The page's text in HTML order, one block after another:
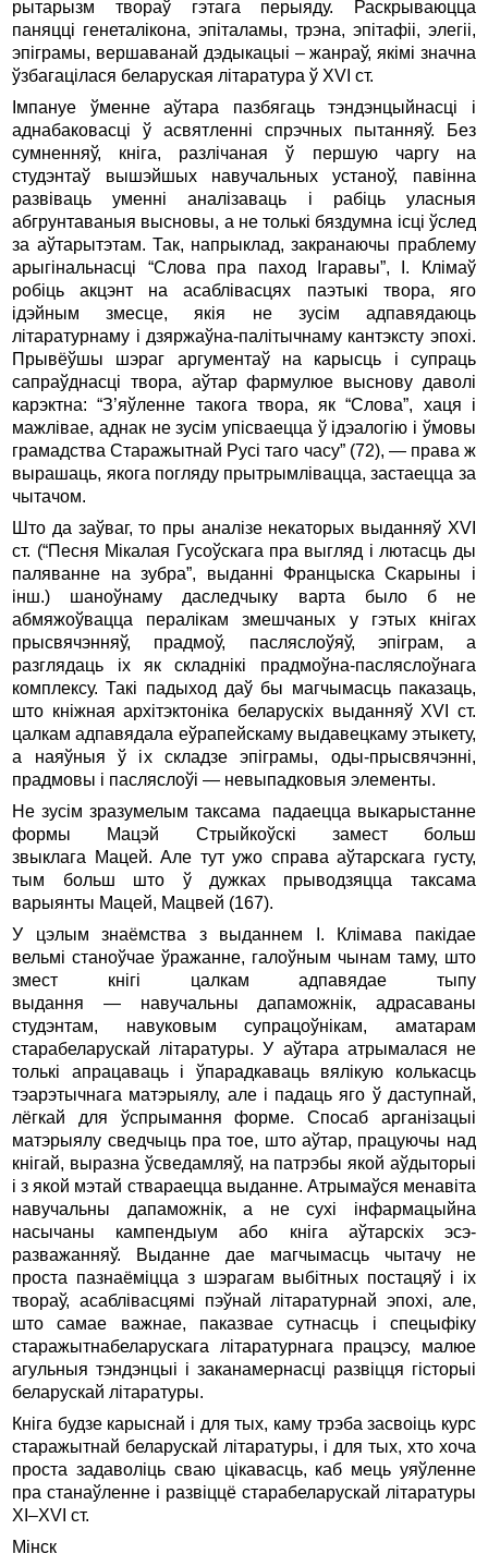
рытарызм твораў гэтага перыяду. Раскрываюцца
паняцці генеталікона, эпіталамы, трэна, эпітафіі, элегіі,
эпіграмы, вершаванай дэдыкацыі – жанраў, якімі значна
ўзбагацілася беларуская літаратура ў XVI ст.
Імпануе ўменне аўтара пазбягаць тэндэнцыйнасці і
аднабаковасці ў асвятленні спрэчных пытанняў. Без
сумненняў, кніга, разлічаная ў першую чаргу на
студэнтаў вышэйшых навучальных устаноў, павінна
развіваць уменні аналізаваць і рабіць уласныя
абгрунтаваныя высновы, а не толькі бяздумна ісці ўслед
за аўтарытэтам. Так, напрыклад, закранаючы праблему
арыгінальнасці “Слова пра паход Ігаравы”, І. Клімаў
робіць акцэнт на асаблівасцях паэтыкі твора, яго
ідэйным змесце, якія не зусім адпавядаюць
літаратурнаму і дзяржаўна-палітычнаму кантэксту эпохі.
Прывёўшы шэраг аргументаў на карысць і супраць
сапраўднасці твора, аўтар фармулюе выснову даволі
карэктна: “З’яўленне такога твора, як “Слова”, хаця і
мажлівае, аднак не зусім упісваецца ў ідэалогію і ўмовы
грамадства Старажытнай Русі таго часу” (72), — права ж
вырашаць, якога погляду прытрымлівацца, застаецца за
чытачом.
Што да заўваг, то пры аналізе некаторых выданняў XVI
ст. (“Песня Мікалая Гусоўскага пра выгляд і лютасць ды
паляванне на зубра”, выданні Францыска Скарыны і
інш.) шаноўнаму даследчыку варта было б не
абмяжоўвацца пералікам змешчаных у гэтых кнігах
прысвячэнняў, прадмоў, пасляслоўяў, эпіграм, а
разглядаць іх як складнікі прадмоўна-пасляслоўнага
комплексу. Такі падыход даў бы магчымасць паказаць,
што кніжная архітэктоніка беларускіх выданняў XVI ст.
цалкам адпавядала еўрапейскаму выдавецкаму этыкету,
а наяўныя ў іх складзе эпіграмы, оды-прысвячэнні,
прадмовы і пасляслоўі — невыпадковыя элементы.
Не зусім зразумелым таксама падаецца выкарыстанне
формы Мацэй Стрыйкоўскі замест больш
звыклага Мацей. Але тут ужо справа аўтарскага густу,
тым больш што ў дужках прыводзяцца таксама
варыянты Мацей, Мацвей (167).
У цэлым знаёмства з выданнем І. Клімава пакідае
вельмі станоўчае ўражанне, галоўным чынам таму, што
змест кнігі цалкам адпавядае тыпу
выдання — навучальны дапаможнік, адрасаваны
студэнтам, навуковым супрацоўнікам, аматарам
старабеларускай літаратуры. У аўтара атрымалася не
толькі апрацаваць і ўпарадкаваць вялікую колькасць
тэарэтычнага матэрыялу, але і падаць яго ў даступнай,
лёгкай для ўспрымання форме. Спосаб арганізацыі
матэрыялу сведчыць пра тое, што аўтар, працуючы над
кнігай, выразна ўсведамляў, на патрэбы якой аўдыторыі
і з якой мэтай ствараецца выданне. Атрымаўся менавіта
навучальны дапаможнік, а не сухі інфармацыйна
насычаны кампендыум або кніга аўтарскіх эсэ-
разважанняў. Выданне дае магчымасць чытачу не
проста пазнаёміцца з шэрагам выбітных постацяў і іх
твораў, асаблівасцямі пэўнай літаратурнай эпохі, але,
што самае важнае, паказвае сутнасць і спецыфіку
старажытнабеларускага літаратурнага працэсу, малюе
агульныя тэндэнцыі і заканамернасці развіцця гісторыі
беларускай літаратуры.
Кніга будзе карыснай і для тых, каму трэба засвоіць курс
старажытнай беларускай літаратуры, і для тых, хто хоча
проста задаволіць сваю цікавасць, каб мець уяўленне
пра станаўленне і развіццё старабеларускай літаратуры
XI–XVI ст.
Мінск